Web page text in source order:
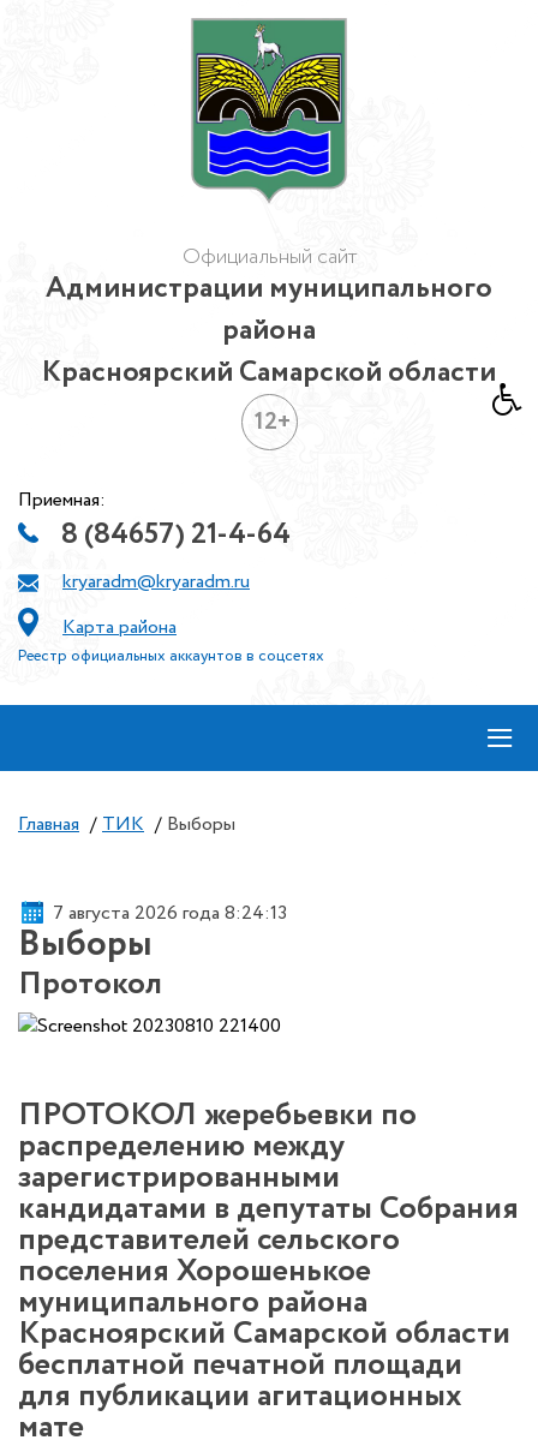
Официальный сайт
Администрации муниципального
района
Красноярский Самарской области
12+
Приемная:
8 (84657) 21-4-64
kryaradm@kryaradm.ru
Карта района
Реестр официальных аккаунтов в соцсетях
≡
Главная / ТИК / Выборы
7 августа 2026 года 8:24:13
Выборы
Протокол
ПРОТОКОЛ жеребьевки по
распределению между
зарегистрированными
кандидатами в депутаты Собрания
представителей сельского
поселения Хорошенькое
муниципального района
Красноярский Самарской области
бесплатной печатной площади
для публикации агитационных
мате